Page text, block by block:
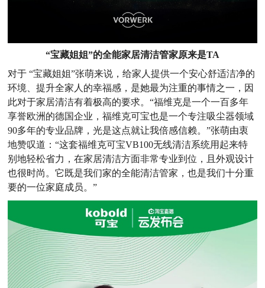
“宝藏姐姐”的全能家居清洁管家原来是TA
对于 “宝藏姐姐”张萌来说，给家人提供一个安心舒适洁净的
环境、提升全家人的幸福感，是她最为注重的事情之一，因
此对于家居清洁有着极高的要求。“福维克是一个一百多年
享誉欧洲的德国企业，福维克可宝也是一个专注吸尘器领域
90多年的专业品牌，光是这点就让我倍感信赖。”张萌由衷
地赞叹道：“这套福维克可宝VB100无线清洁系统用起来特
别地轻松省力，在家居清洁方面非常专业到位，且外观设计
也很时尚。它既是我们家的全能清洁管家，也是我们十分重
要的一位家庭成员。”